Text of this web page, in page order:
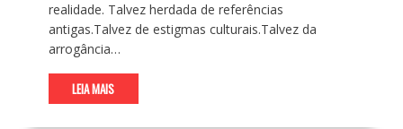
realidade. Talvez herdada de referências
antigas.Talvez de estigmas culturais.Talvez da
arrogância…
LEIA MAIS